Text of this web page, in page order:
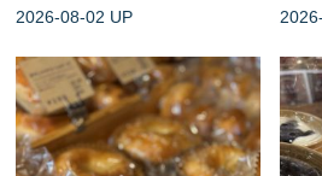
2026-08-02 UP